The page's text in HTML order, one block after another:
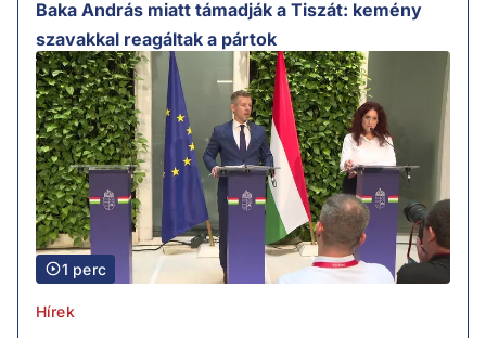
Baka András miatt támadják a Tiszát: kemény
szavakkal reagáltak a pártok
1 perc
Hírek